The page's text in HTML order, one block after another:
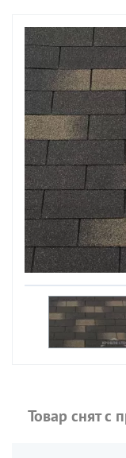
Товар снят с